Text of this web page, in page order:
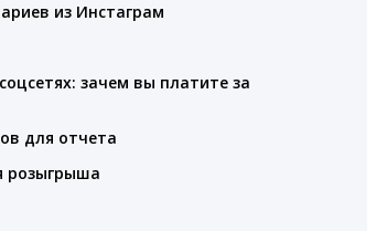
из Инстаграм
зачем вы платите за
для отчета
розыгрыша